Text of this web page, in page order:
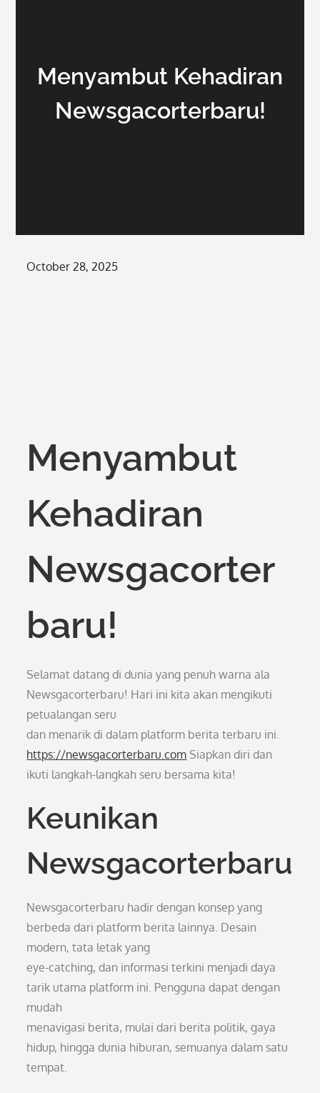
Menyambut Kehadiran
Newsgacorterbaru!
Posted
October 28, 2025
Menyambut
Kehadiran
Newsgacorter
baru!
Selamat datang di dunia yang penuh warna ala
Newsgacorterbaru! Hari ini kita akan mengikuti
petualangan seru
dan menarik di dalam platform berita terbaru ini.
https://newsgacorterbaru.com Siapkan diri dan
ikuti langkah-langkah seru bersama kita!
Keunikan
Newsgacorterbaru
Newsgacorterbaru hadir dengan konsep yang
berbeda dari platform berita lainnya. Desain
modern, tata letak yang
eye-catching, dan informasi terkini menjadi daya
tarik utama platform ini. Pengguna dapat dengan
mudah
menavigasi berita, mulai dari berita politik, gaya
hidup, hingga dunia hiburan, semuanya dalam satu
tempat.